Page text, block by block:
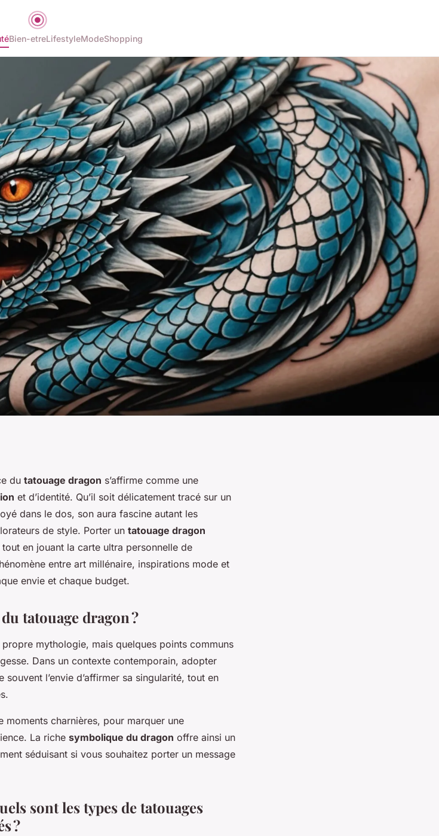
Bien-etreLifestyleModeShopping
du tatouage dragon s’affirme comme une
et d’identité. Qu’il soit délicatement tracé sur un
dans le dos, son aura fascine autant les
de style. Porter un tatouage dragon
tout en jouant la carte ultra personnelle de
entre art millénaire, inspirations mode et
envie et chaque budget.
tatouage dragon ?
propre mythologie, mais quelques points communs
Dans un contexte contemporain, adopter
souvent l’envie d’affirmer sa singularité, tout en
moments charnières, pour marquer une
La riche symbolique du dragon offre ainsi un
séduisant si vous souhaitez porter un message
sont les types de tatouages
?